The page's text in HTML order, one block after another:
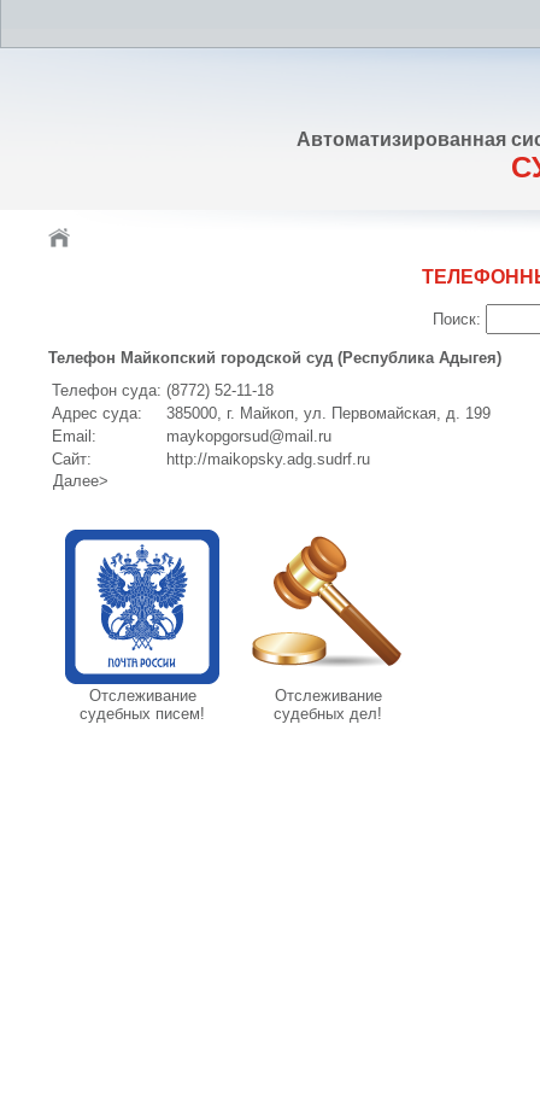
Автоматизированная
Поиск:
Телефон Майкопский городской суд (Республика Адыгея)
Телефон суда: (8772) 52-11-18
Адрес суда:
385000, г. Майкоп, ул. Первомайская, д. 199
Email:
maykopgorsud@mail.ru
Сайт:
http://maikopsky.adg.sudrf.ru
Далее>
Отслеживание
судебных писем!
Отслеживание
судебных дел!